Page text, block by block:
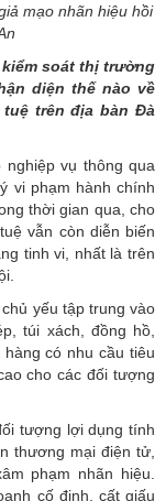
mạo nhãn hiệu hồi
soát thị trường
diện thế nào về
trên địa bàn Đà
nghiệp vụ thông qua
vi phạm hành chính
thời gian qua, cho
vẫn còn diễn biến
tinh vi, nhất là trên
yếu tập trung vào
túi xách, đồng hồ,
có nhu cầu tiêu
cho các đối tượng
tượng lợi dụng tính
thương mại điện tử,
phạm nhãn hiệu.
cố định, cất giấu